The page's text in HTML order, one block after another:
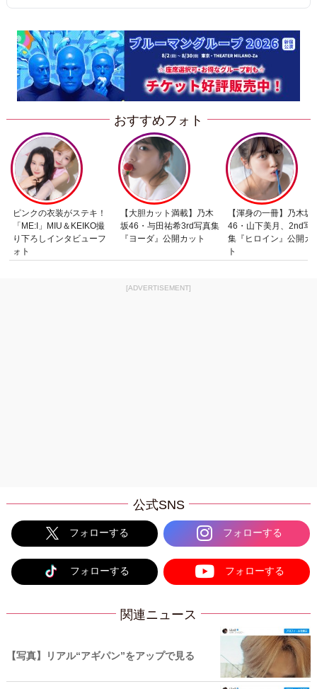
おすすめフォト
ピンクの衣装がステキ！
「ME:I」MIU＆KEIKO撮
り下ろしインタビューフ
ォト
【大胆カット満載】乃木
坂46・与田祐希3rd写真集
『ヨーダ』公開カット
【渾身の一冊】乃木坂
46・山下美月、2nd写
集『ヒロイン』公開カ
ト
[ADVERTISEMENT]
公式SNS
フォローする フォローする
フォローする フォローする
関連ニュース
【写真】リアル“アギパン”をアップで見る